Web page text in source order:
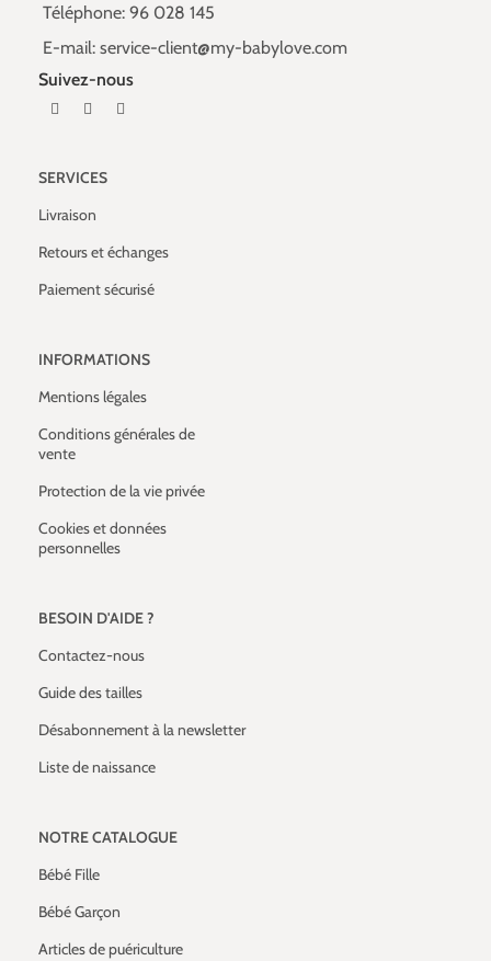
Téléphone: 96 028 145
E-mail: service-client@my-babylove.com
Suivez-nous
SERVICES
Livraison
Retours et échanges
Paiement sécurisé
INFORMATIONS
Mentions légales
Conditions générales de
vente
Protection de la vie privée
Cookies et données
personnelles
BESOIN D'AIDE ?
Contactez-nous
Guide des tailles
Désabonnement à la newsletter
Liste de naissance
NOTRE CATALOGUE
Bébé Fille
Bébé Garçon
Articles de puériculture